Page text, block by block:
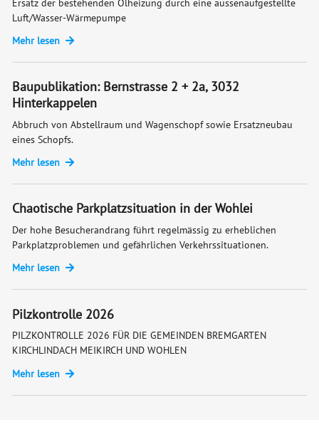
Ersatz der bestehenden Ölheizung durch eine aussenaufgestellte
Luft/Wasser-Wärmepumpe
Mehr lesen
Baupublikation: Bernstrasse 2 + 2a, 3032
Hinterkappelen
Abbruch von Abstellraum und Wagenschopf sowie Ersatzneubau
eines Schopfs.
Mehr lesen
Chaotische Parkplatzsituation in der Wohlei
Der hohe Besucherandrang führt regelmässig zu erheblichen
Parkplatzproblemen und gefährlichen Verkehrssituationen.
Mehr lesen
Pilzkontrolle 2026
PILZKONTROLLE 2026 FÜR DIE GEMEINDEN BREMGARTEN
KIRCHLINDACH MEIKIRCH UND WOHLEN
Mehr lesen